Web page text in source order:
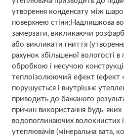
утворення конденсату між
поверхнею стіни;Надлишкова
замерзати, викликаючи
або викликати гниття
рахунок збільшеної вологості
обробкою і несучою
теплоізолюючий ефект (ефект
порушується і внутрішнє
приводить до бажаного
причин використання будь-яких
водопоглинаючих волокнистих
утеплювачів (мінеральна вата,